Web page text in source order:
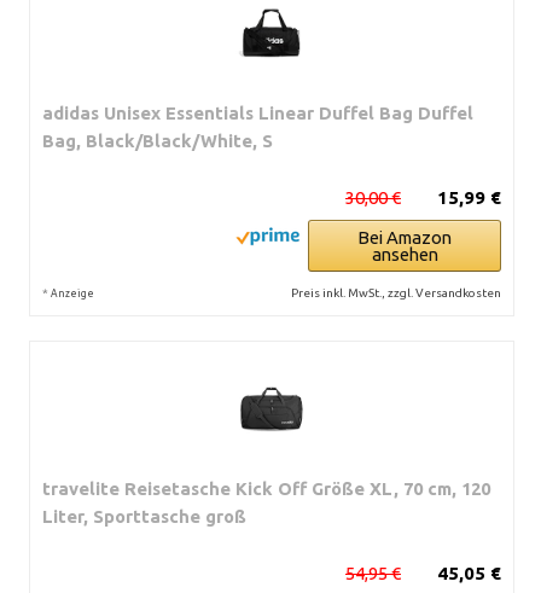
adidas Unisex Essentials Linear Duffel Bag Duffel
Bag, Black/Black/White, S
15,99 €
30,00 €
Bei Amazon
ansehen
* Anzeige Preis inkl. MwSt., zzgl. Versandkosten
travelite Reisetasche Kick Off Größe XL, 70 cm, 120
Liter, Sporttasche groß
45,05 €
54,95 €